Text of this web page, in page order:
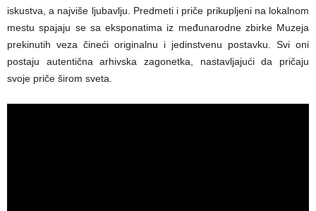
iskustva, a najviše ljubavlju. Predmeti i priče prikupljeni na lokalnom
mestu spajaju se sa eksponatima iz međunarodne zbirke Muzeja
prekinutih veza čineći originalnu i jedinstvenu postavku. Svi oni
postaju autentična arhivska zagonetka, nastavljajući da pričaju
svoje priče širom sveta.